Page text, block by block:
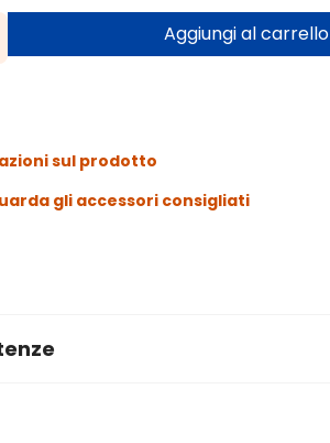
Aggiungi al carrello
sul prodotto
gli accessori consigliati